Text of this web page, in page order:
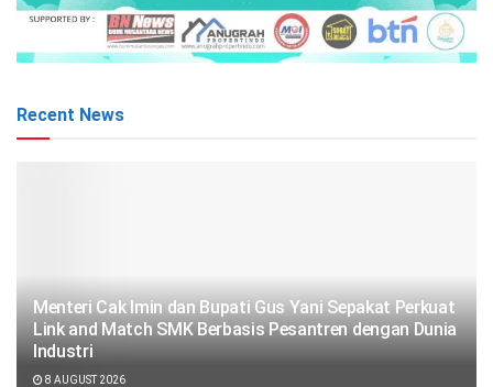
Recent News
Menteri Cak Imin dan Bupati Gus Yani Sepakat Perkuat
Link and Match SMK Berbasis Pesantren dengan Dunia
Industri
8 AUGUST 2026